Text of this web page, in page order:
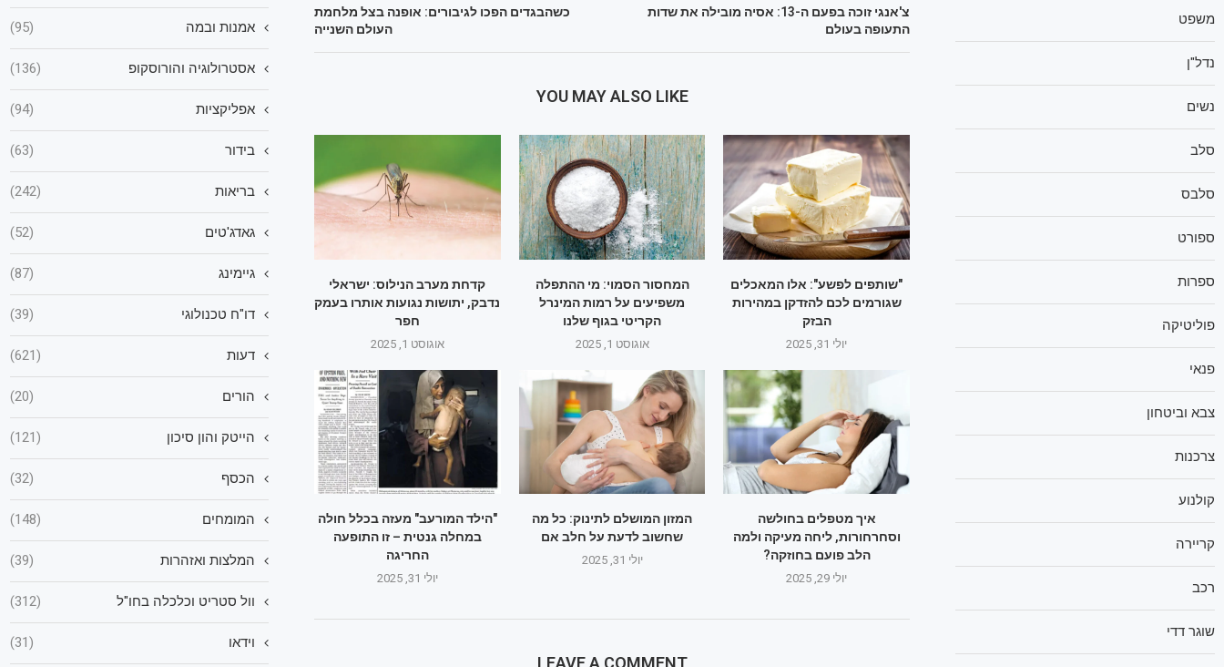
צ'אנגי זוכה בפעם ה-13: אסיה מובילה את שדות
התעופה בעולם
כשהבגדים הפכו לגיבורים: אופנה בצל מלחמת
העולם השנייה
YOU MAY ALSO LIKE
קדחת מערב הנילוס: ישראלי
נדבק, יתושות נגועות אותרו בעמק
חפר
אוגוסט 1, 2025
המחסור הסמוי: מי ההתפלה
משפיעים על רמות המינרל
הקריטי בגוף שלנו
אוגוסט 1, 2025
"שותפים לפשע": אלו המאכלים
שגורמים לכם להזדקן במהירות
הבזק
יולי 31, 2025
"הילד המורעב" מעזה בכלל חולה
במחלה גנטית – זו התופעה
החריגה
יולי 31, 2025
המזון המושלם לתינוק: כל מה
שחשוב לדעת על חלב אם
יולי 31, 2025
איך מטפלים בחולשה
וסחרחורות, ליחה מעיקה ולמה
הלב פועם בחוזקה?
יולי 29, 2025
אמנות ובמה (95)
אסטרולוגיה והורוסקופ (136)
אפליקציות (94)
בידור (63)
בריאות (242)
גאדג'טים (52)
גיימינג (87)
דו"ח טכנולוגי (39)
דעות (621)
הורים (20)
הייטק והון סיכון (121)
הכסף (32)
המומחים (148)
המלצות ואזהרות (39)
וול סטריט וכלכלה בחו"ל (312)
וידאו (31)
משפט
נדל"ן
נשים
סלב
סלבס
ספורט
ספרות
פוליטיקה
פנאי
צבא וביטחון
צרכנות
קולנוע
קריירה
רכב
שוגר דדי